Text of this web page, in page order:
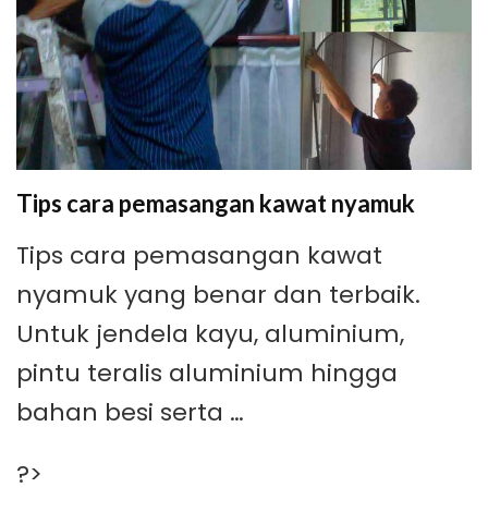
Tips cara pemasangan kawat nyamuk
Tips cara pemasangan kawat
nyamuk yang benar dan terbaik.
Untuk jendela kayu, aluminium,
pintu teralis aluminium hingga
bahan besi serta …
?>